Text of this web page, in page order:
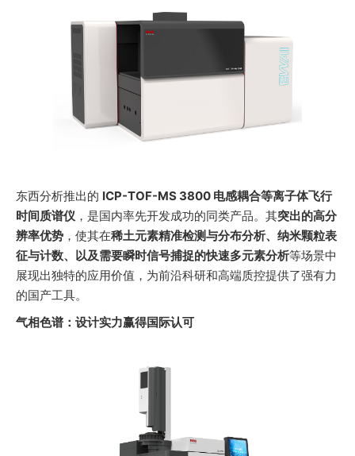
东西分析推出的 ICP-TOF-MS 3800 电感耦合等离子体飞行
时间质谱仪 ，是国内率先开发成功的同类产品。其突出的高分
辨率优势 ，使其在稀土元素精准检测与分布分析、纳米颗粒表
征与计数、以及需要瞬时信号捕捉的快速多元素分析等场景中
展现出独特的应用价值，为前沿科研和高端质控提供了强有力
的国产工具。
气相色谱：设计实力赢得国际认可